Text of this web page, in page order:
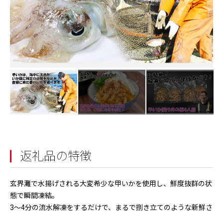
返礼品の特徴
玄界灘で水揚げされる大変希少な甲いかを使用し、鮮度抜群の状
態で瞬間凍結。
3～4分の流水解凍をするだけで、まるで捌き立てのような新鮮さ